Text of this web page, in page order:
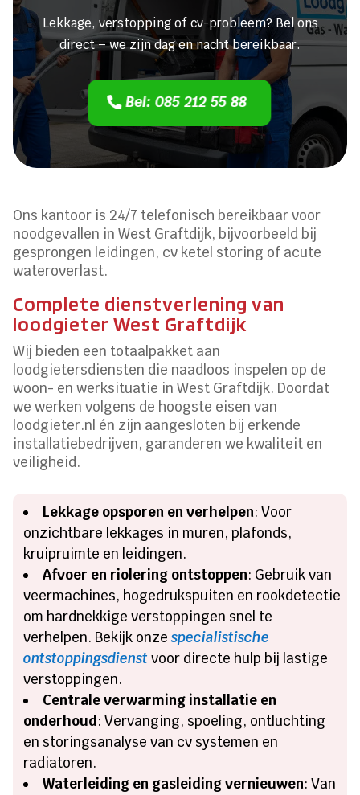
Lekkage, verstopping of cv-probleem? Bel ons
direct – we zijn dag en nacht bereikbaar.
Bel: 085 212 55 88
Ons kantoor is 24/7 telefonisch bereikbaar voor
noodgevallen in West Graftdijk, bijvoorbeeld bij
gesprongen leidingen, cv ketel storing of acute
wateroverlast.​
Complete dienstverlening van
loodgieter West Graftdijk
Wij bieden een totaalpakket aan
loodgietersdiensten die naadloos inspelen op de
woon- en werksituatie in West Graftdijk.​ Doordat
we werken volgens de hoogste eisen van
loodgieter.​nl én zijn aangesloten bij erkende
installatiebedrijven, garanderen we kwaliteit en
veiligheid.​
Lekkage opsporen en verhelpen: Voor
onzichtbare lekkages in muren, plafonds,
kruipruimte en leidingen.​
Afvoer en riolering ontstoppen: Gebruik van
veermachines, hogedrukspuiten en rookdetectie
om hardnekkige verstoppingen snel te
verhelpen.​ Bekijk onzespecialistische
ontstoppingsdienst voor directe hulp bij lastige
verstoppingen.​
Centrale verwarming installatie en
onderhoud: Vervanging, spoeling, ontluchting
en storingsanalyse van cv systemen en
radiatoren.​
Waterleiding en gasleiding vernieuwen: Van